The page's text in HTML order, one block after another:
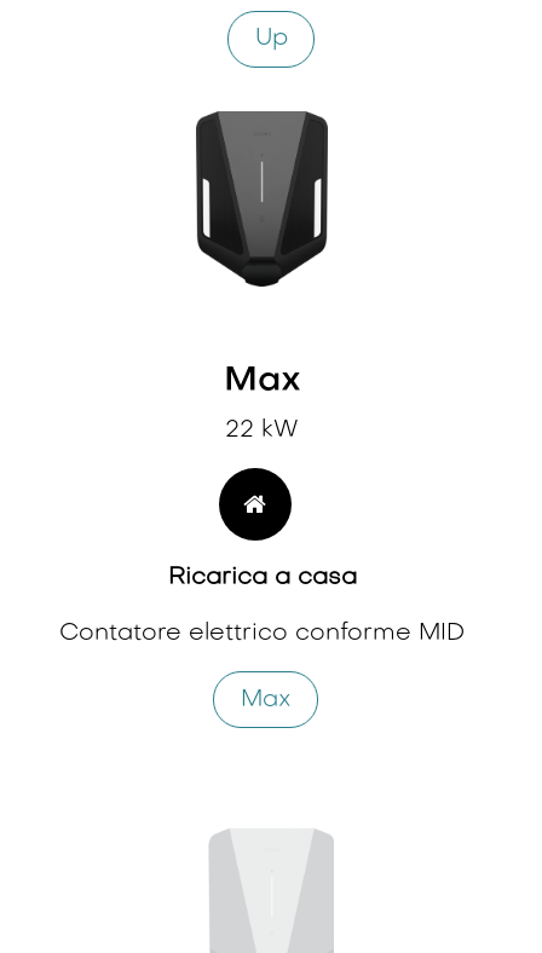
Up
Max
22 kW
Ricarica a casa
Contatore elettrico conforme MID
Max